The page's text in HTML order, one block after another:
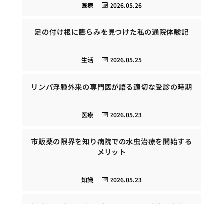
2026.05.26
医療
足の付け根に膨らみを見つけた私の通院体験記
2026.05.25
生活
リンパ浮腫外来の専門医が語る適切な受診の時期
2026.05.23
医療
市販薬の限界を知り病院での水虫治療を開始する
メリット
2026.05.23
知識